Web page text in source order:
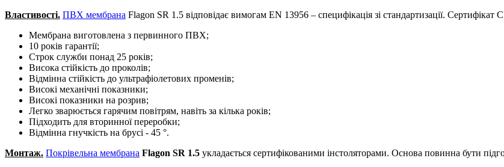
Властивості. ПВХ мембрана Flagon SR 1.5 відповідає вимогам EN 13956 – специфікація зі стандартизації.
Мембрана виготовлена з первинного ПВХ;
10 років гарантії;
Строк служби понад 25 років;
Висока стійкість до проколів;
Відмінна стійкість до ультрафіолетових променів;
Високі механічні показники;
Високі показники на розрив;
Легко зварюється гарячим повітрям, навіть за кілька років;
Підходить для вторинної переробки;
Відмінна гнучкість на брусі - 45 °.
Монтаж. Покрівельна мембрана Flagon SR 1.5 укладається сертифікованими інстоляторами. Основа повинна бути